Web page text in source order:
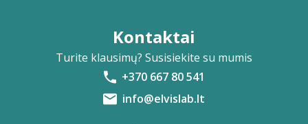
Kontaktai
Turite klausimų? Susisiekite su mumis
+370 667 80 541
info@elvislab.lt